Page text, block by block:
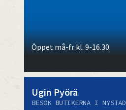
Öppet må-fr kl. 9-16.30.
Ugin Pyörä
BESÖK BUTIKERNA I NYSTAD